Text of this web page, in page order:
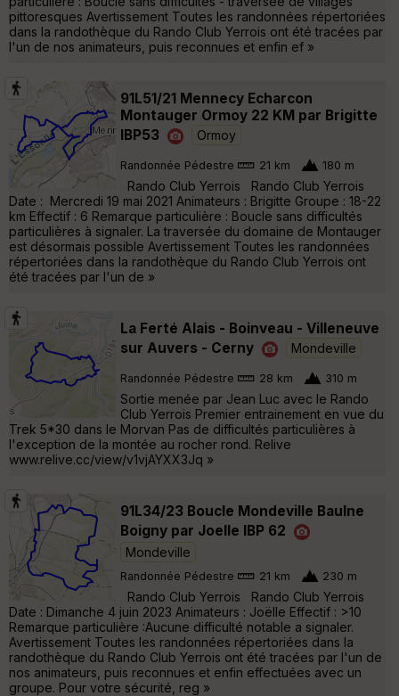
pittoresques Avertissement Toutes les randonnées répertoriées
dans la randothèque du Rando Club Yerrois ont été tracées par
l'un de nos animateurs, puis reconnues et enfin ef »
91L51/21 Mennecy Echarcon
Montauger Ormoy 22 KM par Brigitte
IBP53
Ormoy
Randonnée Pédestre 21 km 180 m
Rando Club Yerrois Rando Club Yerrois
Date : Mercredi 19 mai 2021 Animateurs : Brigitte Groupe : 18-22
km Effectif : 6 Remarque particulière : Boucle sans difficultés
particulières à signaler. La traversée du domaine de Montauger
est désormais possible Avertissement Toutes les randonnées
répertoriées dans la randothèque du Rando Club Yerrois ont
été tracées par l'un de »
La Ferté Alais - Boinveau - Villeneuve
sur Auvers - Cerny
Mondeville
Randonnée Pédestre 28 km 310 m
Sortie menée par Jean Luc avec le Rando
Club Yerrois Premier entrainement en vue du
Trek 5*30 dans le Morvan Pas de difficultés particulières à
l'exception de la montée au rocher rond. Relive
www.relive.cc/view/v1vjAYXX3Jq »
91L34/23 Boucle Mondeville Baulne
Boigny par Joelle IBP 62
Mondeville
Randonnée Pédestre 21 km 230 m
Rando Club Yerrois Rando Club Yerrois
Date : Dimanche 4 juin 2023 Animateurs : Joëlle Effectif : >10
Remarque particulière :Aucune difficulté notable a signaler.
Avertissement Toutes les randonnées répertoriées dans la
randothèque du Rando Club Yerrois ont été tracées par l'un de
nos animateurs, puis reconnues et enfin effectuées avec un
groupe. Pour votre sécurité, reg »